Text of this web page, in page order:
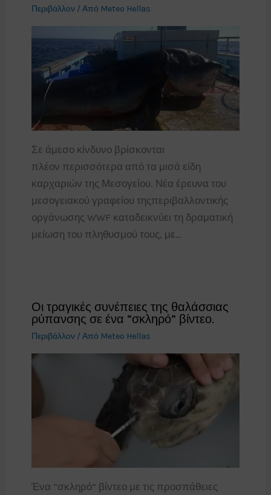
Περιβάλλον/ Από Meteo Hellas
Σε άμεσο κίνδυνο βρίσκονται
πλέον περισσότερα από τα μισά είδη
καρχαριών της Μεσογείου. Νέα έρευνα του
μεσογειακού γραφείου τηςπεριβαλλοντικής
οργάνωσης WWF καταδεικνύει τη δραματική
μείωση του πληθυσμού τους, με…
Οι τραγικές συνέπειες της θαλάσσιας
ρύπανσης σε ένα “σκληρό” βίντεο.
Περιβάλλον/ Από Meteo Hellas
Ένα “σκληρό” βίντεο με τις προσπάθειες